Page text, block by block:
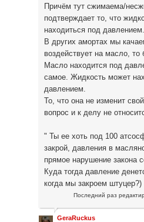
Причём тут сжимаема/
подтверждает то, что
находиться под давлением.
В других амортах мы
воздействует на масло, то
Масло находится под
самое. Жидкость может
давлением.
То, что она не изменит
вопрос и к делу не
" Ты ее хоть под 100
закрой, давления в
прямое нарушение закона
Куда тогда давление
когда мы закроем штуцер?)
Последний раз
GeraRuckus